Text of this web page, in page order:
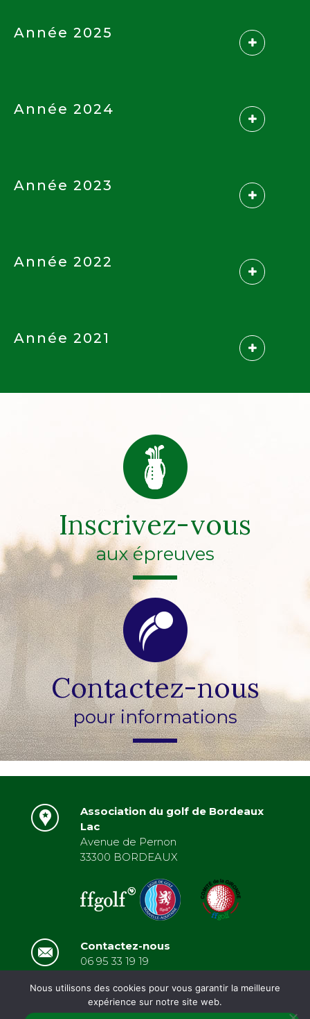
Année 2025
Année 2024
Année 2023
Année 2022
Année 2021
Inscrivez-vous
aux épreuves
Contactez-nous
pour informations
Association du golf de Bordeaux
Lac
Avenue de Pernon
33300 BORDEAUX
Contactez-nous
06 95 33 19 19
Nous utilisons des cookies pour vous garantir la meilleure
expérience sur notre site web.